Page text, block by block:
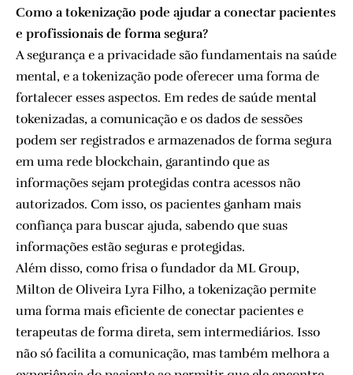
Como a tokenização pode ajudar a conectar pacientes
e profissionais de forma segura?
A segurança e a privacidade são fundamentais na saúde
mental, e a tokenização pode oferecer uma forma de
fortalecer esses aspectos. Em redes de saúde mental
tokenizadas, a comunicação e os dados de sessões
podem ser registrados e armazenados de forma segura
em uma rede blockchain, garantindo que as
informações sejam protegidas contra acessos não
autorizados. Com isso, os pacientes ganham mais
confiança para buscar ajuda, sabendo que suas
informações estão seguras e protegidas.
Além disso, como frisa o fundador da ML Group,
Milton de Oliveira Lyra Filho, a tokenização permite
uma forma mais eficiente de conectar pacientes e
terapeutas de forma direta, sem intermediários. Isso
não só facilita a comunicação, mas também melhora a